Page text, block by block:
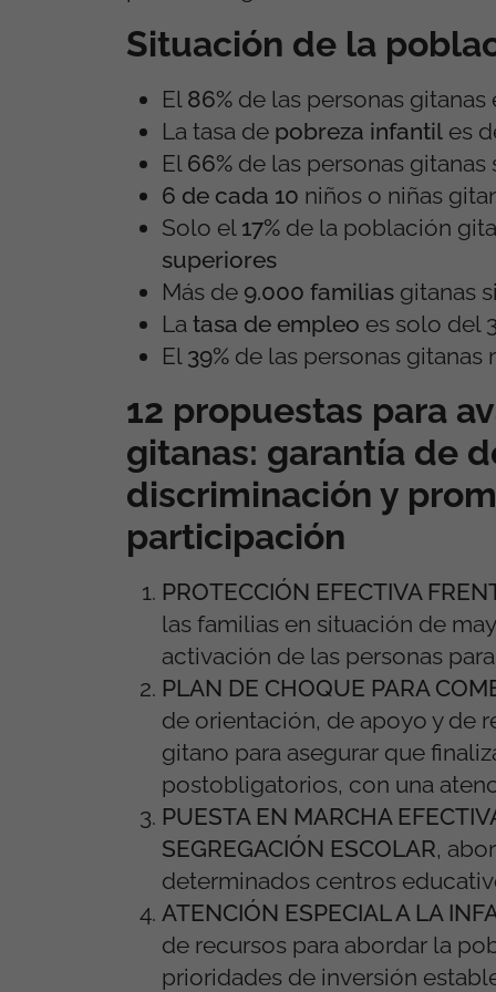
Situación de la
El 86% de las personas
La tasa de pobreza infantil es
El 66% de las personas gitanas
6 de cada 10 niños o niñas
Solo el 17% de la población
superiores
Más de 9.000 familias gitanas
La tasa de empleo es solo del
El 39% de las personas gitanas
12 propuestas para
gitanas: garantía de
discriminación y
participación
PROTECCIÓN EFECTIVA
las familias en situación de
activación de las personas
PLAN DE CHOQUE PARA
de orientación, de apoyo y de
gitano para asegurar que
postobligatorios, con una
PUESTA EN MARCHA
SEGREGACIÓN ESCOLAR,
determinados centros
ATENCIÓN ESPECIAL A LA
de recursos para abordar la
prioridades de inversión